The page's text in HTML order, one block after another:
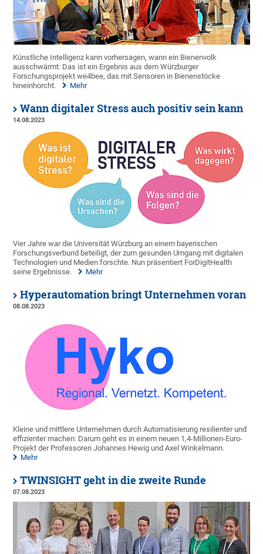
Künstliche Intelligenz kann vorhersagen, wann ein Bienenvolk
ausschwärmt: Das ist ein Ergebnis aus dem Würzburger
Forschungsprojekt we4bee, das mit Sensoren in Bienenstöcke
hineinhorcht.
Mehr
Wann digitaler Stress auch positiv sein kann
14.08.2023
Vier Jahre war die Universität Würzburg an einem bayerischen
Forschungsverbund beteiligt, der zum gesunden Umgang mit digitalen
Technologien und Medien forschte. Nun präsentiert ForDigitHealth
seine Ergebnisse.
Mehr
Hyperautomation bringt Unternehmen voran
08.08.2023
Kleine und mittlere Unternehmen durch Automatisierung resilienter und
effizienter machen: Darum geht es in einem neuen 1,4-Millionen-Euro-
Projekt der Professoren Johannes Hewig und Axel Winkelmann.
Mehr
TWINSIGHT geht in die zweite Runde
07.08.2023